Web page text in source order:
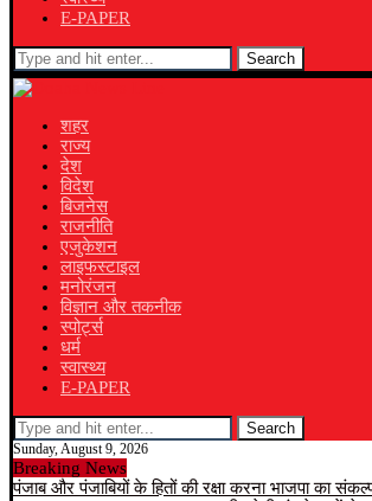
E-PAPER
Search
शहर
राज्य
देश
विदेश
बिजनेस
राजनीति
एजुकेशन
लाइफस्टाइल
मनोरंजन
विज्ञान और तकनीक
स्पोर्ट्स
धर्म
स्वास्थ्य
E-PAPER
Search
Sunday, August 9, 2026
Breaking News
पंजाब और पंजाबियों के हितों की रक्षा करना भाजपा का